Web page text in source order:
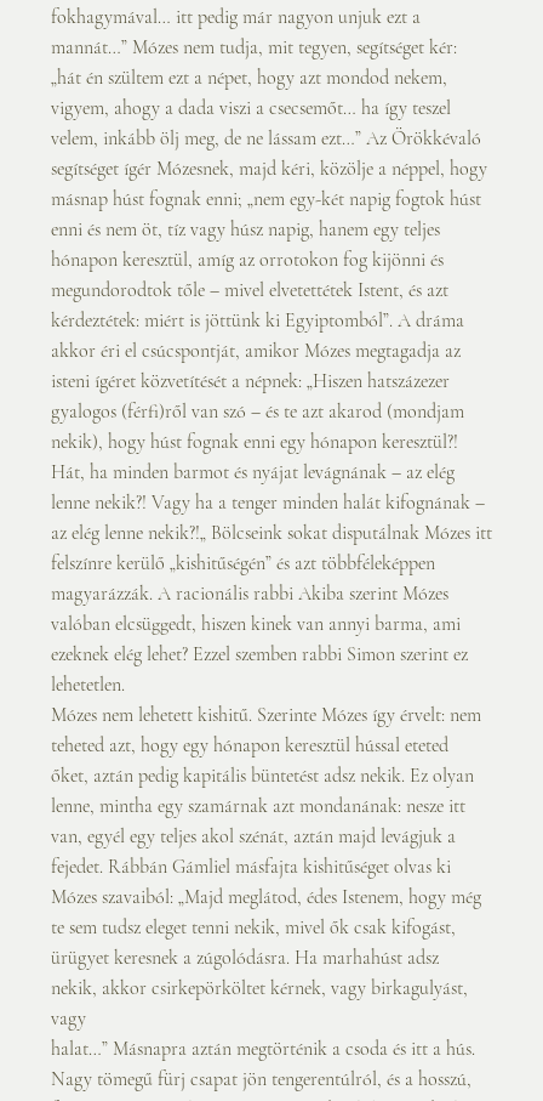
fokhagymával… itt pedig már nagyon unjuk ezt a
mannát…” Mózes nem tudja, mit tegyen, segítséget kér:
„hát én szültem ezt a népet, hogy azt mondod nekem,
vigyem, ahogy a dada viszi a csecsemőt… ha így teszel
velem, inkább ölj meg, de ne lássam ezt…” Az Örökkévaló
segítséget ígér Mózesnek, majd kéri, közölje a néppel, hogy
másnap húst fognak enni; „nem egy-két napig fogtok húst
enni és nem öt, tíz vagy húsz napig, hanem egy teljes
hónapon keresztül, amíg az orrotokon fog kijönni és
megundorodtok tőle – mivel elvetettétek Istent, és azt
kérdeztétek: miért is jöttünk ki Egyiptomból”. A dráma
akkor éri el csúcspontját, amikor Mózes megtagadja az
isteni ígéret közvetítését a népnek: „Hiszen hatszázezer
gyalogos (férfi)ről van szó – és te azt akarod (mondjam
nekik), hogy húst fognak enni egy hónapon keresztül?!
Hát, ha minden barmot és nyájat levágnának – az elég
lenne nekik?! Vagy ha a tenger minden halát kifognának –
az elég lenne nekik?!„ Bölcseink sokat disputálnak Mózes itt
felszínre kerülő „kishitűségén” és azt többféleképpen
magyarázzák. A racionális rabbi Akiba szerint Mózes
valóban elcsüggedt, hiszen kinek van annyi barma, ami
ezeknek elég lehet? Ezzel szemben rabbi Simon szerint ez
lehetetlen.
Mózes nem lehetett kishitű. Szerinte Mózes így érvelt: nem
teheted azt, hogy egy hónapon keresztül hússal eteted
őket, aztán pedig kapitális büntetést adsz nekik. Ez olyan
lenne, mintha egy szamárnak azt mondanának: nesze itt
van, egyél egy teljes akol szénát, aztán majd levágjuk a
fejedet. Rábbán Gámliel másfajta kishitűséget olvas ki
Mózes szavaiból: „Majd meglátod, édes Istenem, hogy még
te sem tudsz eleget tenni nekik, mivel ők csak kifogást,
ürügyet keresnek a zúgolódásra. Ha marhahúst adsz
nekik, akkor csirkepörköltet kérnek, vagy birkagulyást,
vagy
halat…” Másnapra aztán megtörténik a csoda és itt a hús.
Nagy tömegű fürj csapat jön tengerentúlról, és a hosszú,